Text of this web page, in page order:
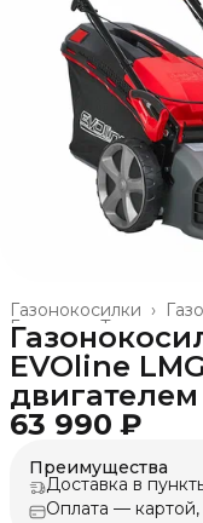
Газонокосилки ›
Техника
Главная
EVOline
63 990 ₽
Преимущества
Доставка в
Оплата —